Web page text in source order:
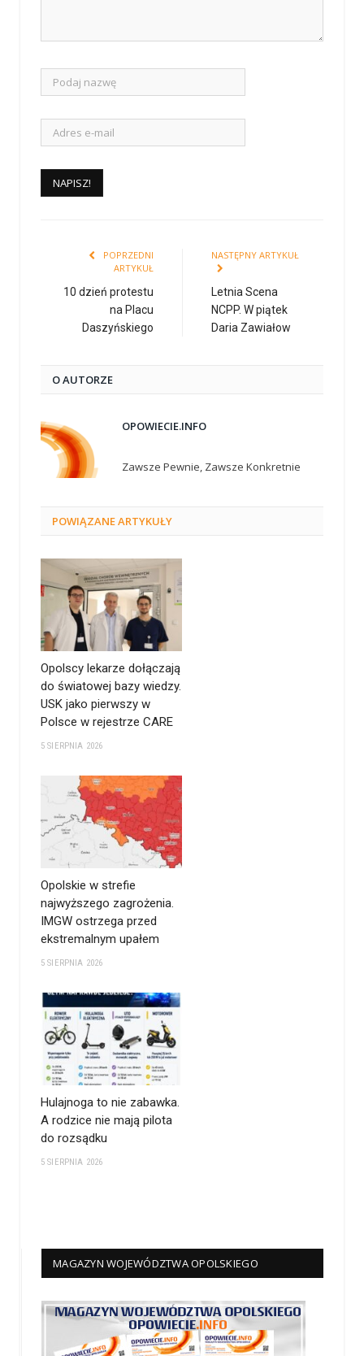
POPRZEDNI
ARTYKUŁ
10 dzień protestu
na Placu
Daszyńskiego
NASTĘPNY ARTYKUŁ
Letnia Scena
NCPP. W piątek
Daria Zawiałow
O AUTORZE
OPOWIECIE.INFO
Zawsze Pewnie, Zawsze Konkretnie
POWIĄZANEARTYKUŁY
Opolscy lekarze dołączają
do światowej bazy wiedzy.
USK jako pierwszy w
Polsce w rejestrze CARE
5 SIERPNIA 2026
Opolskie w strefie
najwyższego zagrożenia.
IMGW ostrzega przed
ekstremalnym upałem
5 SIERPNIA 2026
Hulajnoga to nie zabawka.
A rodzice nie mają pilota
do rozsądku
5 SIERPNIA 2026
MAGAZYN WOJEWÓDZTWA OPOLSKIEGO